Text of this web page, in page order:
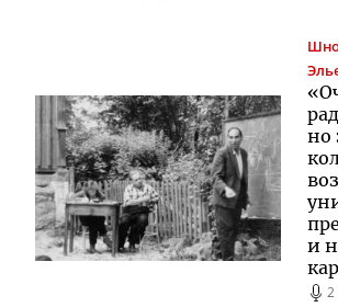
но
и
2